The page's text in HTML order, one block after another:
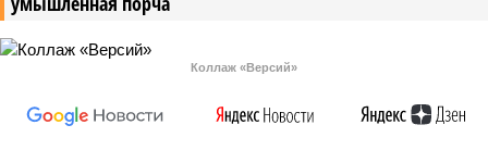
Коллаж «Версий»